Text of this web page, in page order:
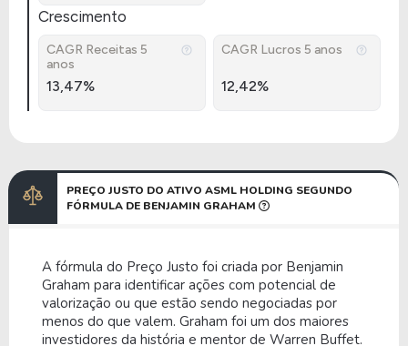
Crescimento
CAGR Receitas 5
anos
13,47%
CAGR Lucros 5 anos
12,42%
PREÇO JUSTO DO ATIVO ASML HOLDING SEGUNDO
FÓRMULA DE BENJAMIN GRAHAM
A fórmula do Preço Justo foi criada por Benjamin
Graham para identificar ações com potencial de
valorização ou que estão sendo negociadas por
menos do que valem. Graham foi um dos maiores
investidores da história e mentor de Warren Buffet.